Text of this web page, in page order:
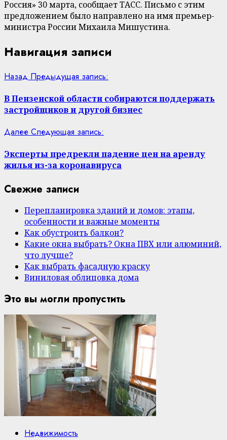
Россия» 30 марта, сообщает ТАСС. Письмо с этим
предложением было направлено на имя премьер-
министра России Михаила Мишустина.
Навигация записи
Назад Предыдущая запись:
В Пензенской области собираются поддержать
застройщиков и другой бизнес
Далее Следующая запись:
Эксперты предрекли падение цен на аренду
жилья из-за коронавируса
Свежие записи
Перепланировка зданий и домов: этапы,
особенности и важные моменты
Как обустроить балкон?
Какие окна выбрать? Окна ПВХ или алюминий,
что лучше?
Как выбрать фасадную краску
Виниловая облицовка дома
Это вы могли пропустить
Недвижимость